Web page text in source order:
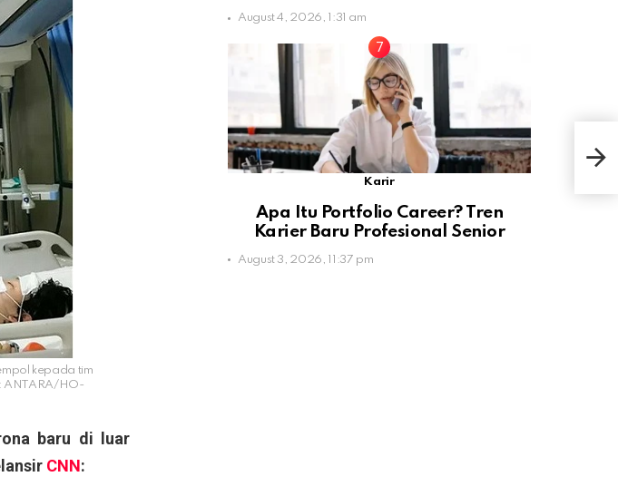
kepada tim
ANTARA/HO-
baru di luar
CNN:
August 4, 2026, 1:31 am
Karir
Apa Itu Portfolio Career? Tren
Karier Baru Profesional Senior
August 3, 2026, 11:37 pm